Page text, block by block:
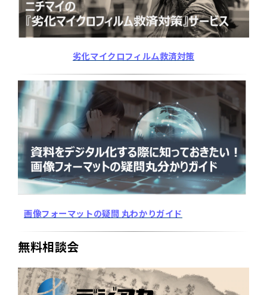
劣化マイクロフィルム救済対策
画像フォーマットの疑問 丸わかりガイド
無料相談会